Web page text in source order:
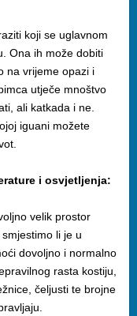
koji se uglavnom
Ona ih može dobiti
na vrijeme opazi i
utječe mnoštvo
ali katkada i ne.
iguani možete
i osvjetljenja:
velik prostor
li je u
dovoljno i normalno
rasta kostiju,
čeljusti te brojne